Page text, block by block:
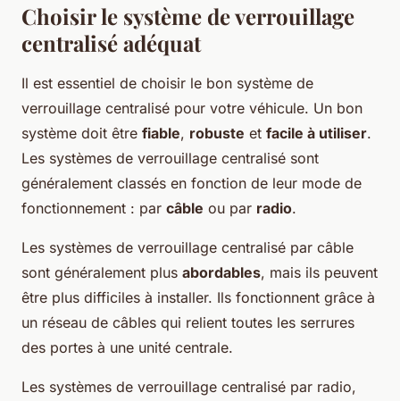
Choisir le système de verrouillage
centralisé adéquat
Il est essentiel de choisir le bon système de
verrouillage centralisé pour votre véhicule. Un bon
système doit être fiable, robuste et facile à utiliser.
Les systèmes de verrouillage centralisé sont
généralement classés en fonction de leur mode de
fonctionnement : par câble ou par radio.
Les systèmes de verrouillage centralisé par câble
sont généralement plus abordables, mais ils peuvent
être plus difficiles à installer. Ils fonctionnent grâce à
un réseau de câbles qui relient toutes les serrures
des portes à une unité centrale.
Les systèmes de verrouillage centralisé par radio,